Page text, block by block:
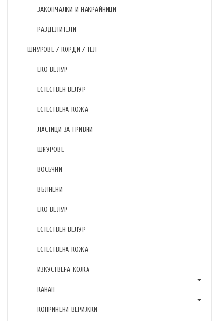
ЗАКОПЧАЛКИ И НАКРАЙНИЦИ
РАЗДЕЛИТЕЛИ
ШНУРОВЕ / КОРДИ / ТЕЛ
ЕКО ВЕЛУР
ЕСТЕСТВЕН ВЕЛУР
ЕСТЕСТВЕНА КОЖА
ЛАСТИЦИ ЗА ГРИВНИ
ШНУРОВЕ
ВОСЪЧНИ
ВЪЛНЕНИ
ЕКО ВЕЛУР
ЕСТЕСТВЕН ВЕЛУР
ЕСТЕСТВЕНА КОЖА
ИЗКУСТВЕНА КОЖА
КАНАП
КОПРИНЕНИ ВЕРИЖКИ